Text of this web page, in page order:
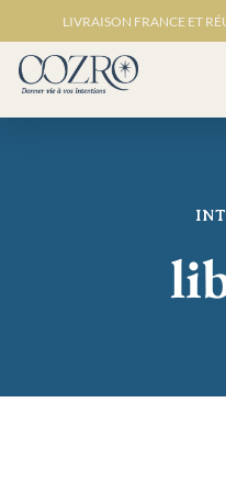
LIVRAISON FRANCE ET